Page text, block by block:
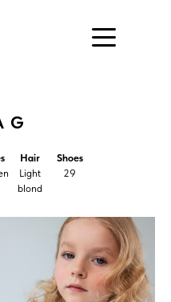
Hair
Light
blond
Shoes
29
G